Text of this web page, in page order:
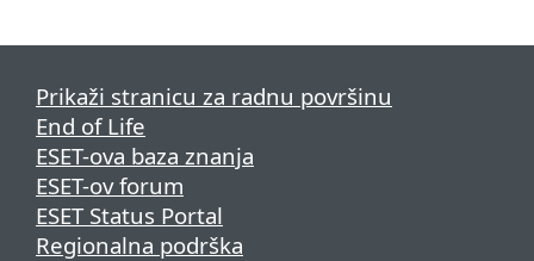
Prikaži stranicu za radnu površinu
End of Life
ESET-ova baza znanja
ESET-ov forum
ESET Status Portal
Regionalna podrška